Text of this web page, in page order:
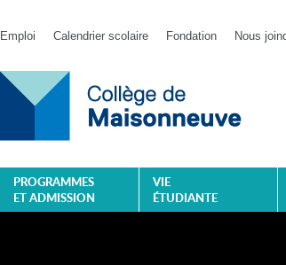
Emploi Calendrier scolaire Fondation Nous
PROGRAMMES
ET ADMISSION
VIE
ÉTUDIANTE